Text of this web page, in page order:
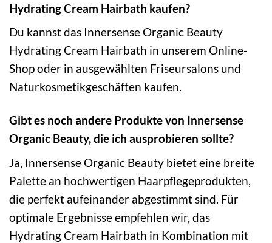
Hydrating Cream Hairbath kaufen?
Du kannst das Innersense Organic Beauty
Hydrating Cream Hairbath in unserem Online-
Shop oder in ausgewählten Friseursalons und
Naturkosmetikgeschäften kaufen.
Gibt es noch andere Produkte von Innersense
Organic Beauty, die ich ausprobieren sollte?
Ja, Innersense Organic Beauty bietet eine breite
Palette an hochwertigen Haarpflegeprodukten,
die perfekt aufeinander abgestimmt sind. Für
optimale Ergebnisse empfehlen wir, das
Hydrating Cream Hairbath in Kombination mit